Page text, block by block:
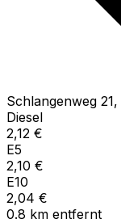
Schlangenweg 21,
Diesel
2,12 €
E5
2,10 €
E10
2,04 €
0.8 km entfernt